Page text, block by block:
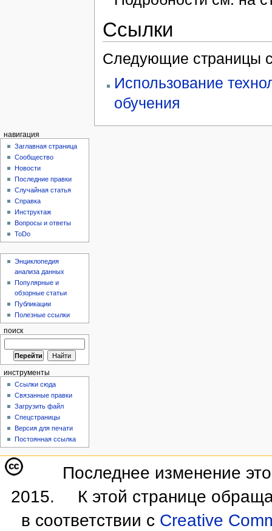
Ссылки
Следующие страницы
Использование
обучения
навигация
Заглавная страница
Сообщество
Новости
Последние правки
Случайная статья
Справка
Инструктаж
Вопросы и ответы
ToDo
Энциклопедия
анализа данных
Популярные и
обзорные статьи
Публикации
Полезные ссылки
поиск
инструменты
Ссылки сюда
Связанные правки
Загрузить файл
Спецстраницы
Версия для печати
Постоянная ссылка
Последнее изменение
2015.
К этой странице
в соответствии с Creative